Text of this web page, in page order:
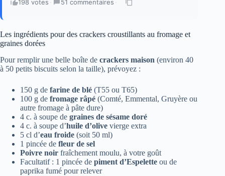
198 votes · 51 commentaires ·
Les ingrédients pour des crackers croustillants au fromage et
graines dorées
Pour remplir une belle boîte de crackers maison (environ 40
à 50 petits biscuits selon la taille), prévoyez :
150 g de farine de blé (T55 ou T65)
100 g de fromage râpé (Comté, Emmental, Gruyère ou
autre fromage à pâte dure)
4 c. à soupe de graines de sésame doré
4 c. à soupe d’huile d’olive vierge extra
5 cl d’eau froide (soit 50 ml)
1 pincée de fleur de sel
Poivre noir fraîchement moulu, à votre goût
Facultatif : 1 pincée de piment d’Espelette ou de
paprika fumé pour relever